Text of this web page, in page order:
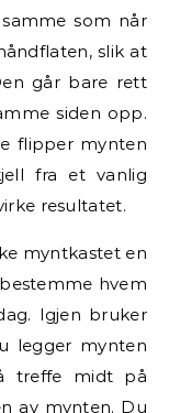
som når
slik at
går bare rett
siden opp.
flipper mynten
fra et vanlig
resultatet.
myntkastet en
hvem
Igjen bruker
legger mynten
treffe midt på
av mynten. Du